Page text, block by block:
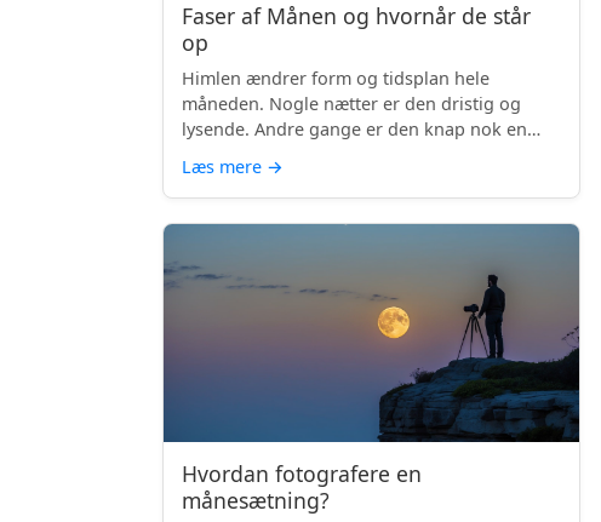
Faser af Månen og hvornår de står
op
Himlen ændrer form og tidsplan hele
måneden. Nogle nætter er den dristig og
lysende. Andre gange er den knap nok en
Læs mere →
Hvordan fotografere en
månesætning?